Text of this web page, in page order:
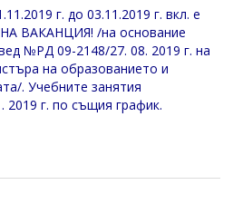
г. до 03.11.2019 г. вкл. е
ВАКАНЦИЯ! /на основание
№РД 09-2148/27. 08. 2019 г. на
на образованието и
. Учебните занятия
2019 г. по същия график.